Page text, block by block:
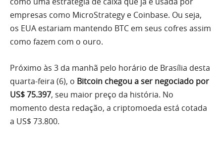
empresas como MicroStrategy e Coinbase. Ou seja,
os EUA estariam mantendo BTC em seus cofres assim
como fazem com o ouro.
Próximo às 3 da manhã pelo horário de Brasília desta
quarta-feira (6), o Bitcoin chegou a ser negociado por
US$ 75.397, seu maior preço da história. No
momento desta redação, a criptomoeda está cotada
a US$ 73.800.